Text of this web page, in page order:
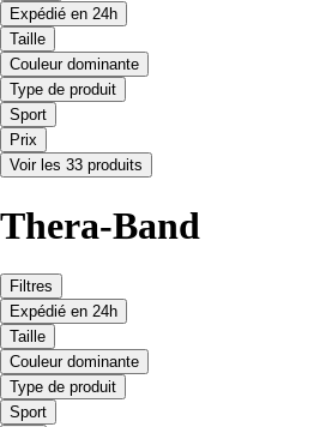
Expédié en 24h
Taille
Couleur dominante
Type de produit
Sport
Prix
Voir les 33 produits
Thera-Band
Filtres
Expédié en 24h
Taille
Couleur dominante
Type de produit
Sport